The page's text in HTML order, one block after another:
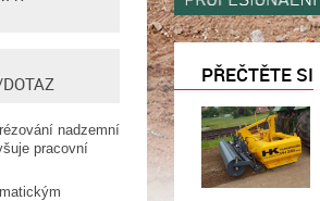
nadzemní
pracovní
PŘEČTĚTE SI